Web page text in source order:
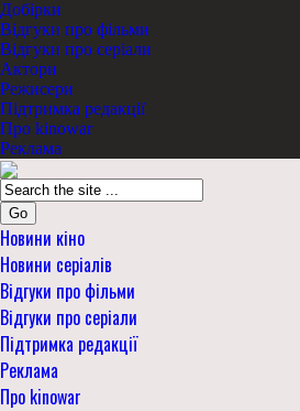
Добірки
Відгуки про фільми
Відгуки про серіали
Актори
Режисери
Підтримка редакції
Про kinowar
Реклама
Go
Новини кіно
Новини серіалів
Відгуки про фільми
Відгуки про серіали
Підтримка редакції
Реклама
Про kinowar